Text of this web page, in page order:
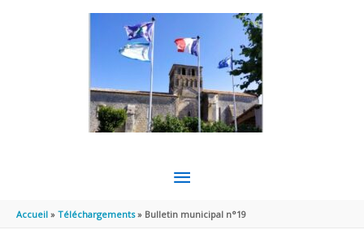
MENU
PRINCIPAL
Accueil Téléchargements Bulletin municipal n°19